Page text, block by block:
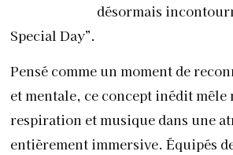
désormais
Special Day”.
Pensé comme un moment de
et mentale, ce concept inédit mêle
respiration et musique dans une
entièrement immersive. Équipés